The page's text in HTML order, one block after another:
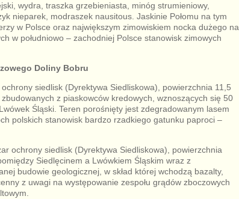
wydra, traszka grzebieniasta, minóg strumieniowy,
nieparek, modraszek nausitous. Jaskinie Połomu na tym
w Polsce oraz największym zimowiskiem nocka dużego na
w południowo – zachodniej Polsce stanowisk zimowych
Doliny Bobru
siedlisk (Dyrektywa Siedliskowa), powierzchnia 11,5
z piaskowców kredowych, wznoszących się 50
Śląski. Teren porośnięty jest zdegradowanym lasem
polskich stanowisk bardzo rzadkiego gatunku paproci –
ochrony siedlisk (Dyrektywa Siedliskowa), powierzchnia
Siedlęcinem a Lwówkiem Śląskim wraz z
budowie geologicznej, w skład której wchodzą bazalty,
z uwagi na występowanie zespołu grądów zboczowych